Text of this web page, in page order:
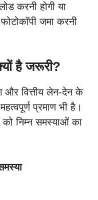
करनी होगी या
जमा करनी
है जरूरी?
और वित्तीय लेन-देन के
प्रमाण भी है।
निम्न समस्याओं का